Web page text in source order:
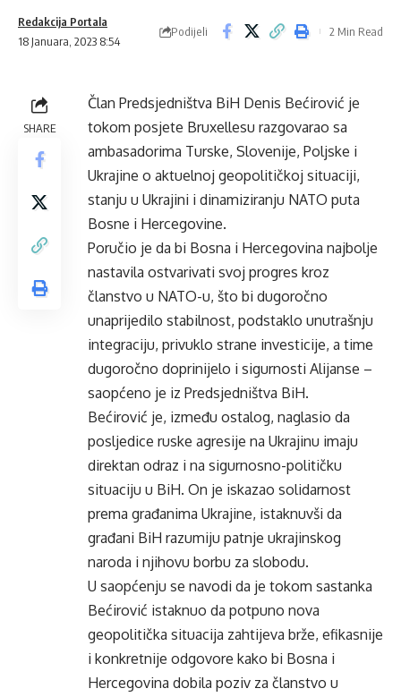
18 Januara, 2023 8:54
Redakcija Portala
Podijeli 2 Min Read
SHARE
Član Predsjedništva BiH Denis Bećirović je
tokom posjete Bruxellesu razgovarao sa
ambasadorima Turske, Slovenije, Poljske i
Ukrajine o aktuelnoj geopolitičkoj situaciji,
stanju u Ukrajini i dinamiziranju NATO puta
Bosne i Hercegovine.
Poručio je da bi Bosna i Hercegovina najbolje
nastavila ostvarivati svoj progres kroz
članstvo u NATO-u, što bi dugoročno
unaprijedilo stabilnost, podstaklo unutrašnju
integraciju, privuklo strane investicije, a time
dugoročno doprinijelo i sigurnosti Alijanse –
saopćeno je iz Predsjedništva BiH.
Bećirović je, između ostalog, naglasio da
posljedice ruske agresije na Ukrajinu imaju
direktan odraz i na sigurnosno-političku
situaciju u BiH. On je iskazao solidarnost
prema građanima Ukrajine, istaknuvši da
građani BiH razumiju patnje ukrajinskog
naroda i njihovu borbu za slobodu.
U saopćenju se navodi da je tokom sastanka
Bećirović istaknuo da potpuno nova
geopolitička situacija zahtijeva brže, efikasnije
i konkretnije odgovore kako bi Bosna i
Hercegovina dobila poziv za članstvo u